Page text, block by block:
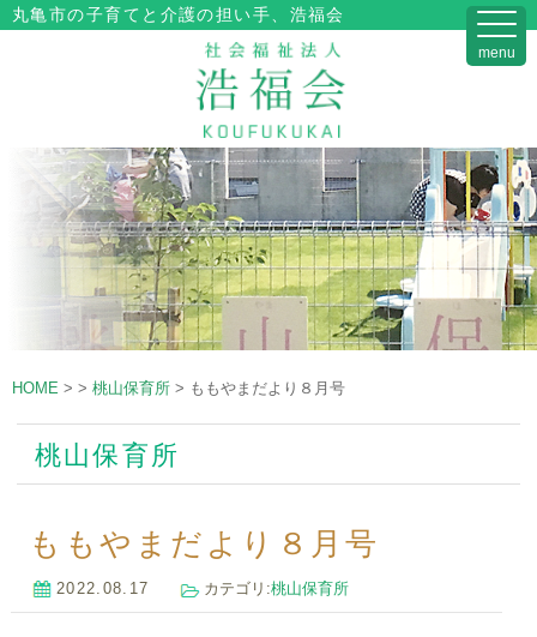
丸亀市の子育てと介護の担い手、浩福会
HOME > > 桃山保育所 > ももやまだより８月号
桃山保育所
ももやまだより８月号
2022.08.17 カテゴリ:桃山保育所
menu